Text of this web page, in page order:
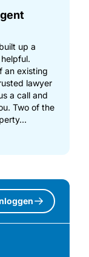
up a
an existing
lawyer
a call and
Two of the